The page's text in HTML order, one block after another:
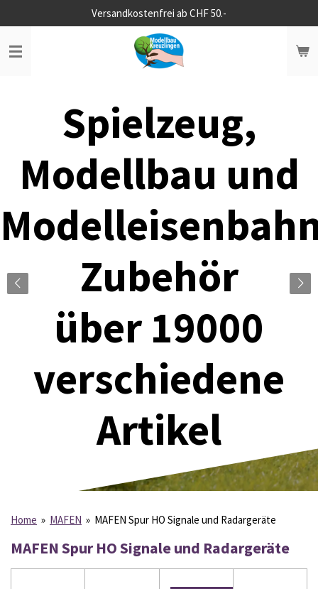
Hauptinhalt
springen
Versandkostenfrei ab CHF 50.-
Spielzeug,
Modellbau und
Zubehör
über 19000
verschiedene
Artikel
Home » MAFEN » MAFEN Spur HO Signale und Radargeräte
MAFEN Spur HO Signale und Radargeräte